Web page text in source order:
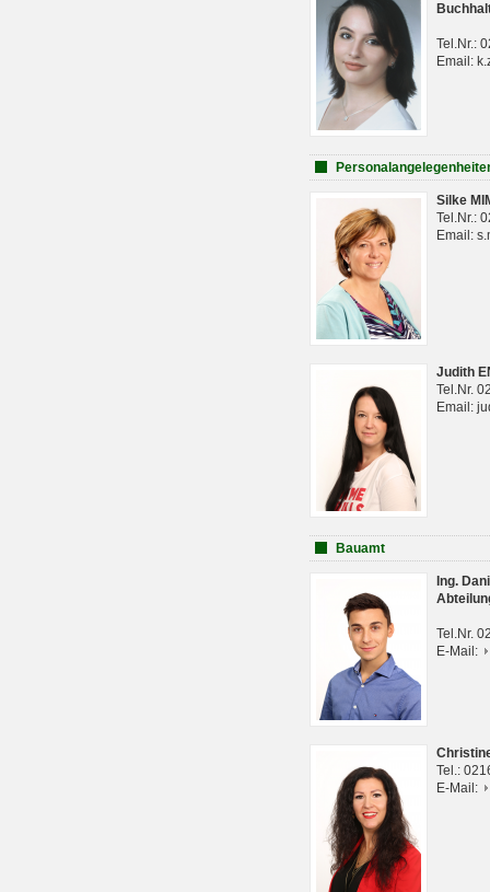
Tel.Nr.:
Email:
Silke
Tel.Nr.:
Email:
Judith
Tel.Nr.
Email:
Bauamt
Ing.
Tel.Nr.
E-Mail:
Tel.:
E-Mail: